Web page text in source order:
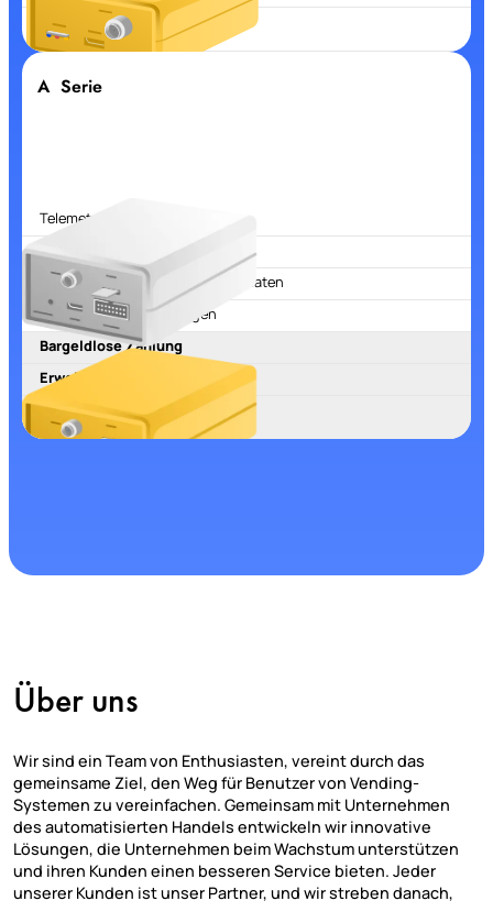
Geolokalisierung verfolgen
A Serie
Telemetrie
Neustart des Automaten
Fehlerzurücksetzung des Automaten
Geolokalisierung verfolgen
Bargeldlose Zahlung
Erweiterte Telemetrie
Funktionen der Fernsteuerung
Über uns
Wir sind ein Team von Enthusiasten, vereint durch das
gemeinsame Ziel, den Weg für Benutzer von Vending-
Systemen zu vereinfachen. Gemeinsam mit Unternehmen
des automatisierten Handels entwickeln wir innovative
Lösungen, die Unternehmen beim Wachstum unterstützen
und ihren Kunden einen besseren Service bieten. Jeder
unserer Kunden ist unser Partner, und wir streben danach,